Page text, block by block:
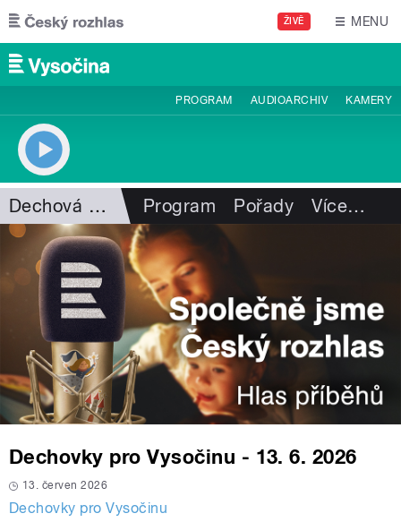
Přejít k hlavnímu obsahu
ŽIVĚ MENU
PROGRAM AUDIOARCHIV KAMERY
Dechová hudba Program Pořady Více…
Dechovky pro Vysočinu - 13. 6. 2026
13. červen 2026
Dechovky pro Vysočinu